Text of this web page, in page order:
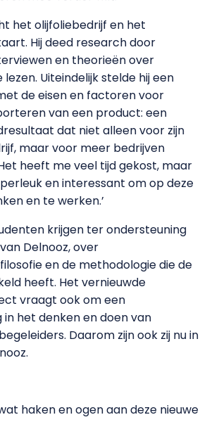
het olijfoliebedrijf en het
Hij deed research door
en theorieën over
Uiteindelijk stelde hij een
de eisen en factoren voor
van een product: een
dat niet alleen voor zijn
maar voor meer bedrijven
heeft me veel tijd gekost, maar
en interessant om op deze
en te werken.’
krijgen ter ondersteuning
Delnooz, over
en de methodologie die de
heeft. Het vernieuwde
vraagt ook om een
het denken en doen van
Daarom zijn ook zij nu in
haken en ogen aan deze nieuwe